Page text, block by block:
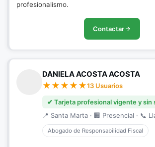
profesionalismo.
Contactar
DANIELA ACOSTA ACOSTA
13 Usuarios
✔ Tarjeta profesional vigente y sin
📍 Santa Marta · 🏢 Presencial · 📞
Abogado de Responsabilidad Fiscal